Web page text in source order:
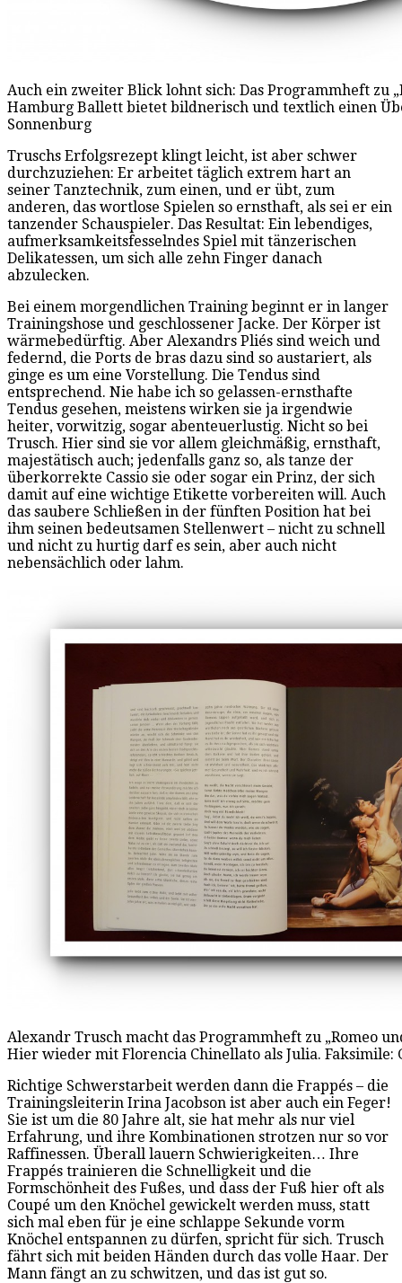
Auch ein zweiter Blick lohnt sich: Das Programmheft zu
Hamburg Ballett bietet bildnerisch und textlich einen
Sonnenburg
Truschs Erfolgsrezept klingt leicht, ist aber schwer
durchzuziehen: Er arbeitet täglich extrem hart an
seiner Tanztechnik, zum einen, und er übt, zum
anderen, das wortlose Spielen so ernsthaft, als sei er ein
tanzender Schauspieler. Das Resultat: Ein lebendiges,
aufmerksamkeitsfesselndes Spiel mit tänzerischen
Delikatessen, um sich alle zehn Finger danach
abzulecken.
Bei einem morgendlichen Training beginnt er in langer
Trainingshose und geschlossener Jacke. Der Körper ist
wärmebedürftig. Aber Alexandrs Pliés sind weich und
federnd, die Ports de bras dazu sind so austariert, als
ginge es um eine Vorstellung. Die Tendus sind
entsprechend. Nie habe ich so gelassen-ernsthafte
Tendus gesehen, meistens wirken sie ja irgendwie
heiter, vorwitzig, sogar abenteuerlustig. Nicht so bei
Trusch. Hier sind sie vor allem gleichmäßig, ernsthaft,
majestätisch auch; jedenfalls ganz so, als tanze der
überkorrekte Cassio sie oder sogar ein Prinz, der sich
damit auf eine wichtige Etikette vorbereiten will. Auch
das saubere Schließen in der fünften Position hat bei
ihm seinen bedeutsamen Stellenwert – nicht zu schnell
und nicht zu hurtig darf es sein, aber auch nicht
nebensächlich oder lahm.
Alexandr Trusch macht das Programmheft zu „Romeo
Hier wieder mit Florencia Chinellato als Julia. Faksimile:
Richtige Schwerstarbeit werden dann die Frappés – die
Trainingsleiterin Irina Jacobson ist aber auch ein Feger!
Sie ist um die 80 Jahre alt, sie hat mehr als nur viel
Erfahrung, und ihre Kombinationen strotzen nur so vor
Raffinessen. Überall lauern Schwierigkeiten… Ihre
Frappés trainieren die Schnelligkeit und die
Formschönheit des Fußes, und dass der Fuß hier oft als
Coupé um den Knöchel gewickelt werden muss, statt
sich mal eben für je eine schlappe Sekunde vorm
Knöchel entspannen zu dürfen, spricht für sich. Trusch
fährt sich mit beiden Händen durch das volle Haar. Der
Mann fängt an zu schwitzen, und das ist gut so.